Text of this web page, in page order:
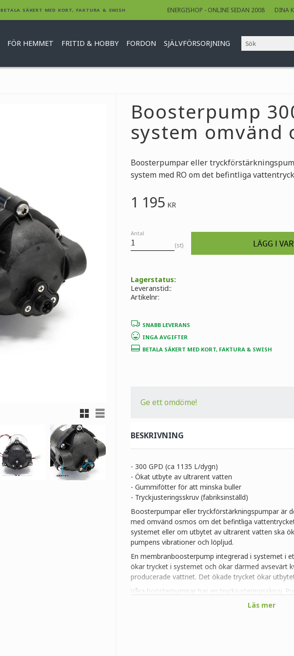
BETALA SÄKERT MED KORT, FAKTURA & SWISH ENERGISHOP - ONLINE SEDAN 2008 DINA
FÖR HEMMET FRITID & HOBBY FORDON SJÄLVFÖRSORJNING
Boosterpump
system omvänd
Boosterpumpar eller
system med RO om det befintliga
Rutnätsvy
Listvy
1 195 KR
Antal
st
Lagerstatus
Artikelnr
Leveranstid:
SNABB LEVERANS
INGA AVGIFTER
BETALA SÄKERT MED KORT, FAKTURA & SWISH
Ge ett omdöme!
BESKRIVNING
- 300 GPD (ca 1135 L/dygn)
- Ökat utbyte av ultrarent vatten
- Gummifötter för att minska buller
- Tryckjusteringsskruv (fabriksinställd)
Boosterpumpar eller tryckförstärkningspumpar är
med omvänd osmos om det befintliga
systemet eller om utbytet av ultrarent vatten ska
pumpens vibrationer och löpljud.
En membranboosterpump integrerad i systemet i
ökar trycket i systemet och ökar därmed avsevärt
producerade vattnet. Det ökade trycket ökar
Våra boosterpumpar har en tryckjusteringsskruv.
justerade till idealvärden. Vi rekommenderar inte
Läs mer